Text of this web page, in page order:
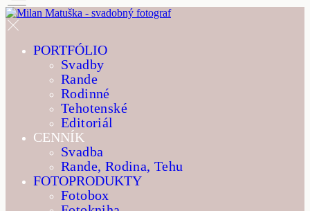
PORTFÓLIO
Svadby
Rande
Rodinné
Tehotenské
Editoriál
CENNÍK
Svadba
Rande, Rodina, Tehu
FOTOPRODUKTY
Fotobox